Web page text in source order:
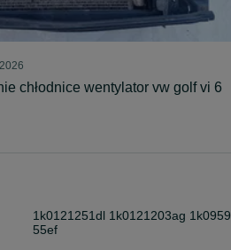
chłodnice wentylator vw golf vi 6
1k0121251dl 1k0121203ag
55ef